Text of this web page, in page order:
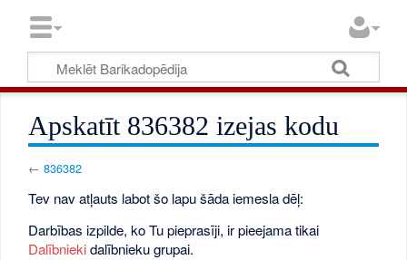
Apskatīt 836382 izejas kodu
←836382
Tev nav atļauts labot šo lapu šāda iemesla dēļ:
Darbības izpilde, ko Tu pieprasīji, ir pieejama tikai
Dalībniekidalībnieku grupai.